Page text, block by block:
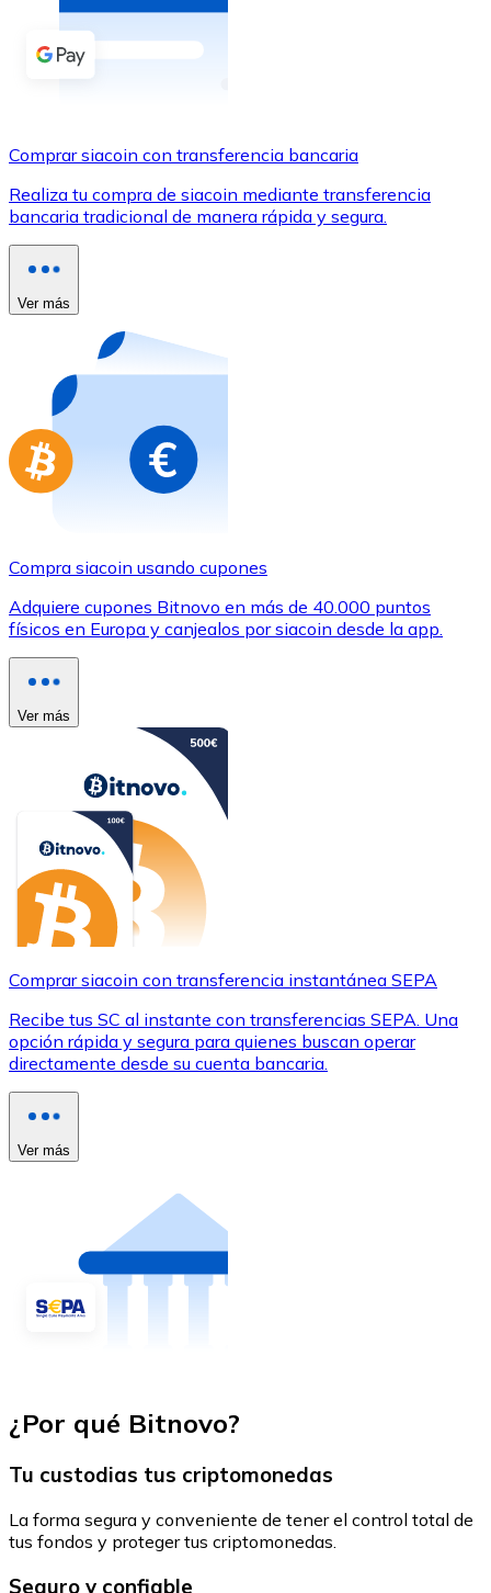
Comprar con efectivo
Transferencia SEPA
Utiliza tarjetas Visa y Mastercard para comprar
Comprar con tarjeta
Compra tarjetas regalo de tus marcas favoritas con
Ir a la tienda de tarjetas regalo
Comprar siacoin con transferencia bancaria
Realiza tu compra de siacoin mediante transferencia
bancaria tradicional de manera rápida y segura.
Ver más
Compra siacoin usando cupones
Adquiere cupones Bitnovo en más de 40.000 puntos
físicos en Europa y canjealos por siacoin desde la app.
Ver más
Comprar siacoin con transferencia instantánea SEPA
Recibe tus SC al instante con transferencias SEPA. Una
opción rápida y segura para quienes buscan operar
directamente desde su cuenta bancaria.
Ver más
¿Por qué Bitnovo?
Tu custodias tus criptomonedas
La forma segura y conveniente de tener el control total de
tus fondos y proteger tus criptomonedas.
Seguro y confiable